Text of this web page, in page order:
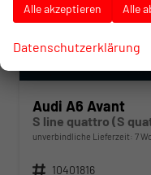
Audi A6 Avant
unverbindliche Lieferzeit: 7
Fahrzeugnr. 10401816
Alle akzeptieren Alle
Datenschutzerklärung